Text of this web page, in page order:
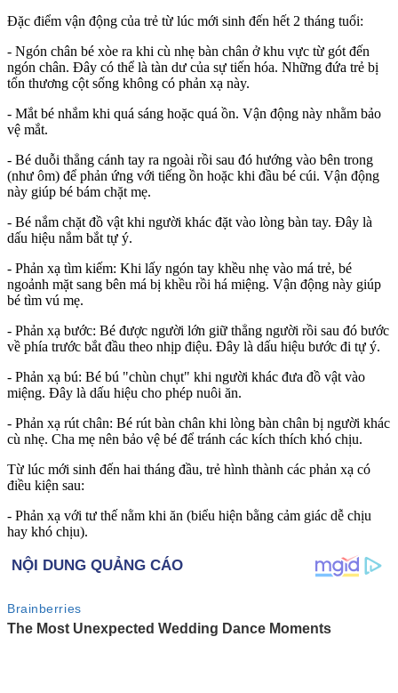
Đặc điểm vận động của trẻ từ lúc mới sinh đến hết 2 tháng tuổi:
- Ngón chân bé xòe ra khi cù nhẹ bàn chân ở khu vực từ gót đến
ngón chân. Đây có thể là tàn dư của sự tiến hóa. Những đứa trẻ bị
tổn thương cột sống không có phản xạ này.
- Mắt bé nhắm khi quá sáng hoặc quá ồn. Vận động này nhằm bảo
vệ mắt.
- Bé duỗi thẳng cánh tay ra ngoài rồi sau đó hướng vào bên trong
(như ôm) để phản ứng với tiếng ồn hoặc khi đầu bé cúi. Vận động
này giúp bé bám chặt mẹ.
- Bé nắm chặt đồ vật khi người khác đặt vào lòng bàn tay. Đây là
dấu hiệu nắm bắt tự ý.
- Phản xạ tìm kiếm: Khi lấy ngón tay khều nhẹ vào má trẻ, bé
ngoảnh mặt sang bên má bị khều rồi há miệng. Vận động này giúp
bé tìm v‌ú mẹ.
- Phản xạ bước: Bé được người lớn giữ thẳng người rồi sau đó bước
về phía trước bắt đầu theo nhịp điệu. Đây là dấu hiệu bước đi tự ý.
- Phản xạ bú: Bé bú "chùn chụt" khi người khác đưa đồ vật vào
miệng. Đây là dấu hiệu cho phép nuôi ăn.
- Phản xạ rút chân: Bé rút bàn chân khi lòng bàn chân bị người khác
cù nhẹ. Cha mẹ nên bảo vệ bé để tránh các kíc‌h thí‌ch khó chịu.
Từ lúc mới sinh đến hai tháng đầu, trẻ hình thành các phản xạ có
điều kiện sau:
- Phản xạ với tư thế nằm khi ăn (biểu hiện bằng cảm giác dễ chịu
hay khó chịu).